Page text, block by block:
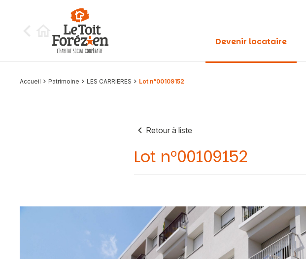
Devenir locataire
Accueil Patrimoine LES CARRIERES Lot n°00109152
Retour à liste
Lot n°00109152